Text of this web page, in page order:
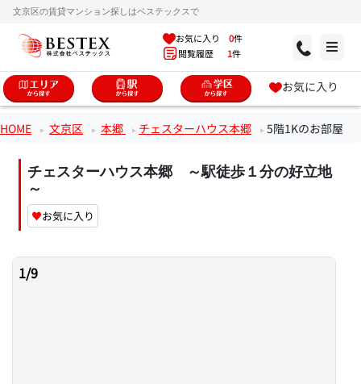
文京区の賃貸マンション探しはベステックスで
お気に入り 0件
閲覧履歴 1件
お気に入り
HOME 文京区 本郷 チェスターハウス本郷 5階1Kのお部屋
チェスターハウス本郷 ～駅徒歩１分の好立地
～
♥お気に入り
1/9